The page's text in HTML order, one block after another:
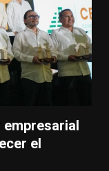
empresarial
el